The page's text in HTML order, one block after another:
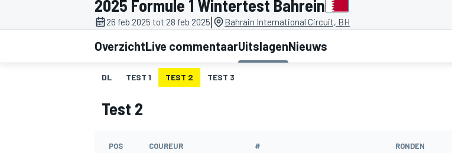
2025 Formule 1 Wintertest Bahrein
26 feb 2025 tot 28 feb 2025| Bahrain International Circuit, BH
OverzichtLive commentaarUitslagenNieuws
DL TEST 1 TEST 2 TEST 3
Test 2
POS COUREUR # RONDEN